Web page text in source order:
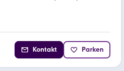
Kontakt Parken